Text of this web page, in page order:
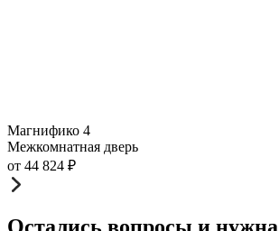
Магнифико 4
Межкомнатная дверь
от 44 824 ₽